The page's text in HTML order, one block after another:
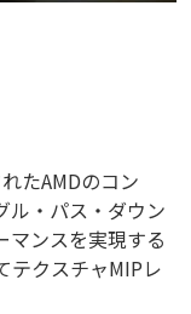
たAMDのコン
ル・パス・ダウン
マンスを実現する
テクスチャMIPレ